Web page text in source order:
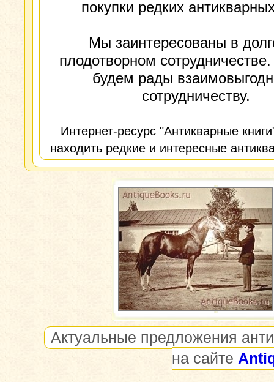
покупки редких
Мы заинтересованы в
плодотворном
будем рады
сотрудничеству.
Интернет-ресурс "Антикварные
находить редкие и интересные
Актуальные предложения
на сайте